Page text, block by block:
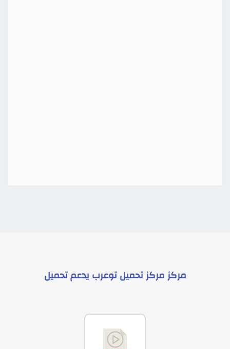
مركزمركز تحميل توعرب يدعمتحميل